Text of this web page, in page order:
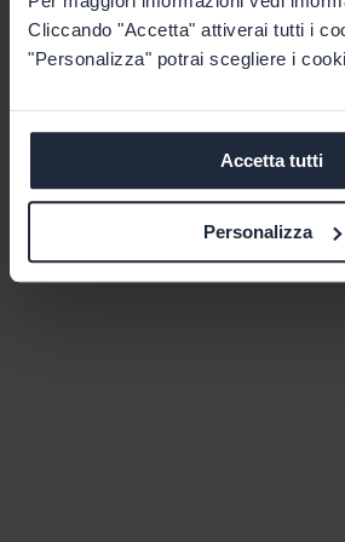
Cliccando "Accetta" attiverai tutti i
"Personalizza" potrai scegliere i
Accetta tutti
Personalizza